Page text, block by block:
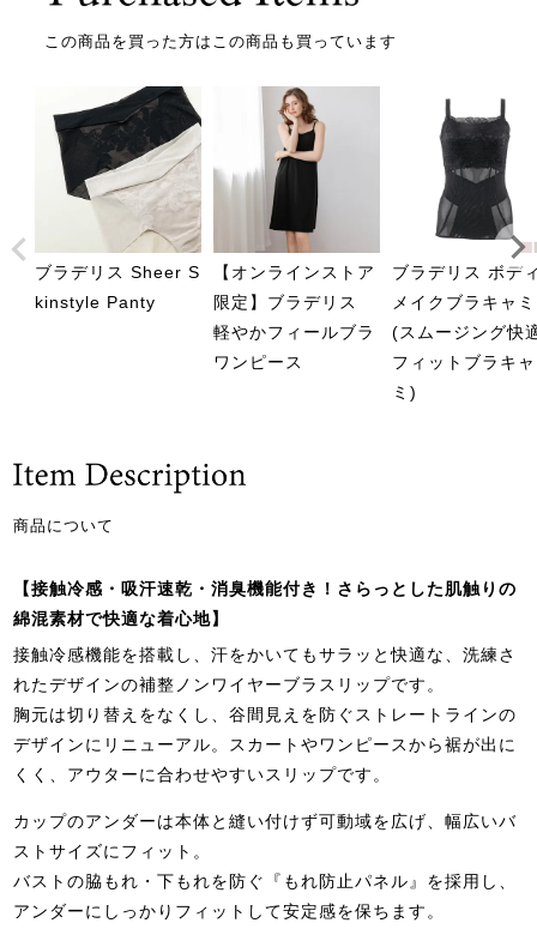
この商品を買った方はこの商品も買っています
ブラデリス Sheer S
kinstyle Panty
【オンラインストア
限定】ブラデリス
軽やかフィールブラ
ワンピース
ブラデリス ボデ
メイクブラキャミ
(スムージング快
フィットブラキャ
ミ)
商品について
【接触冷感・吸汗速乾・消臭機能付き！さらっとした肌触りの
綿混素材で快適な着心地】
接触冷感機能を搭載し、汗をかいてもサラッと快適な、洗練さ
れたデザインの補整ノンワイヤーブラスリップです。
胸元は切り替えをなくし、谷間見えを防ぐストレートラインの
デザインにリニューアル。スカートやワンピースから裾が出に
くく、アウターに合わせやすいスリップです。
カップのアンダーは本体と縫い付けず可動域を広げ、幅広いバ
ストサイズにフィット。
バストの脇もれ・下もれを防ぐ『もれ防止パネル』を採用し、
アンダーにしっかりフィットして安定感を保ちます。